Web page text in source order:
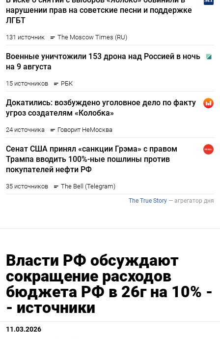
Власти РФ обсуждают
сокращение расходов
бюджета РФ в 26г на 10% -
- источники
11.03.2026